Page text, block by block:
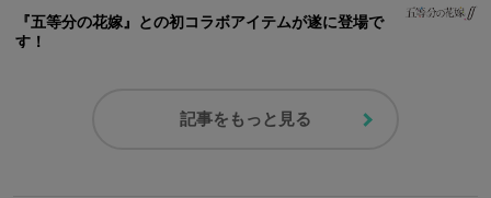
『五等分の花嫁』との初コラボアイテムが遂に登場で
す！
記事をもっと見る